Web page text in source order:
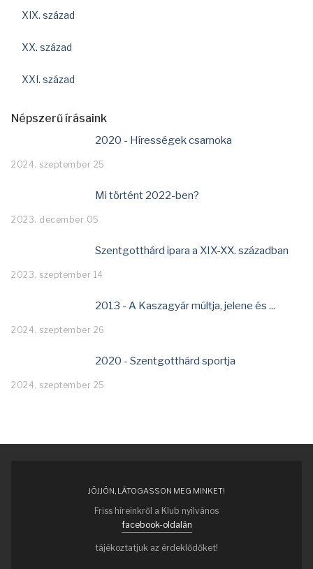
XIX. század
XX. század
XXI. század
Népszerű írásaink
2020 - Hírességek csarnoka
2024. szeptember 25
Mi történt 2022-ben?
2023. december 05
Szentgotthárd ipara a XIX-XX. században
2023. szeptember 14
2013 - A Kaszagyár múltja, jelene és ...
2024. szeptember 26
2020 - Szentgotthárd sportja
2024. szeptember 25
JÖJJÖN, LÁTOGASSON MEG MINKET!
Friss híreinkről a Klub nyilvános
facebook-oldalán
tájékoztatjuk az érdeklődőket!